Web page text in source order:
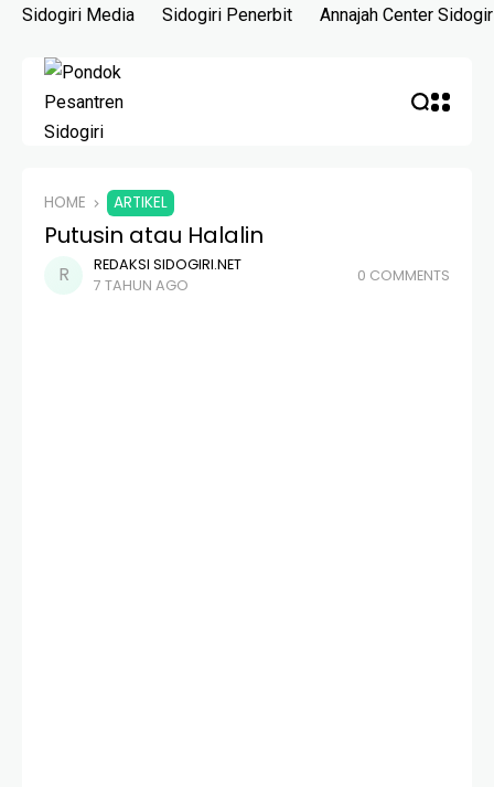
Skip
content
Sidogiri Media Sidogiri Penerbit Annajah Center
HOME ARTIKEL
Putusin atau Halalin
REDAKSI SIDOGIRI.NET
7 TAHUN AGO
0 COMMENTS